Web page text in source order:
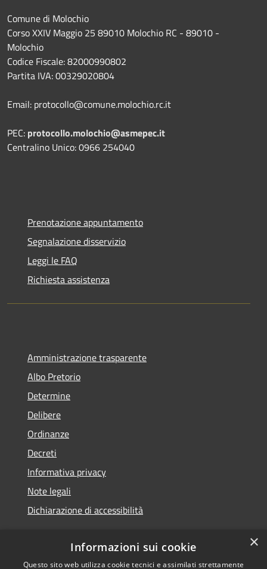
Comune di Molochio
Corso XXIV Maggio 25 89010 Molochio RC - 89010 -
Molochio
Codice Fiscale: 82000990802
Partita IVA: 00329020804
Email: protocollo@comune.molochio.rc.it
PEC: protocollo.molochio@asmepec.it
Centralino Unico: 0966 254040
Prenotazione appuntamento
Segnalazione disservizio
Leggi le FAQ
Richiesta assistenza
Amministrazione trasparente
Albo Pretorio
Determine
Delibere
Ordinanze
Decreti
Informativa privacy
Note legali
Dichiarazione di accessibilità
×
Informazioni sui cookie
Questo sito web utilizza cookie tecnici e assimilati strettamente